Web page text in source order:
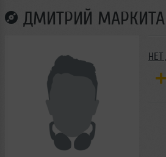
ДМИТРИЙ
НЕТ